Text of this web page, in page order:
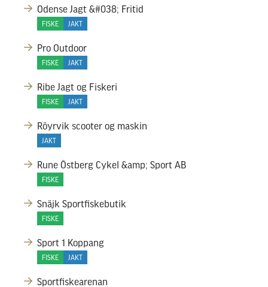
Odense Jagt &#038; Fritid
FISKE JAKT
Pro Outdoor
FISKE JAKT
Ribe Jagt og Fiskeri
FISKE JAKT
Röyrvik scooter og maskin
JAKT
Rune Östberg Cykel &amp; Sport AB
FISKE
Snäjk Sportfiskebutik
FISKE
Sport 1 Koppang
FISKE JAKT
Sportfiskearenan